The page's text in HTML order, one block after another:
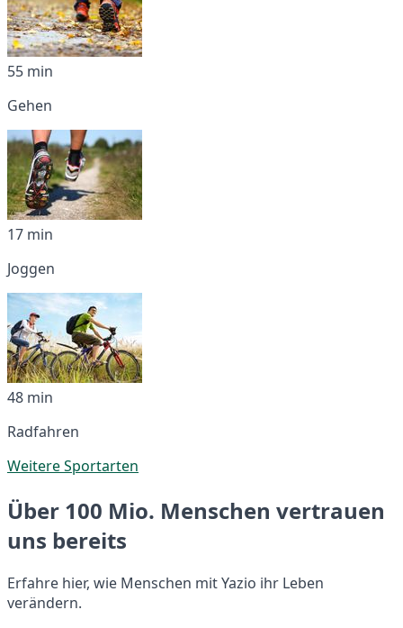
55 min
Gehen
17 min
Joggen
48 min
Radfahren
Weitere Sportarten
Über 100 Mio. Menschen vertrauen
uns bereits
Erfahre hier, wie Menschen mit Yazio ihr Leben
verändern.